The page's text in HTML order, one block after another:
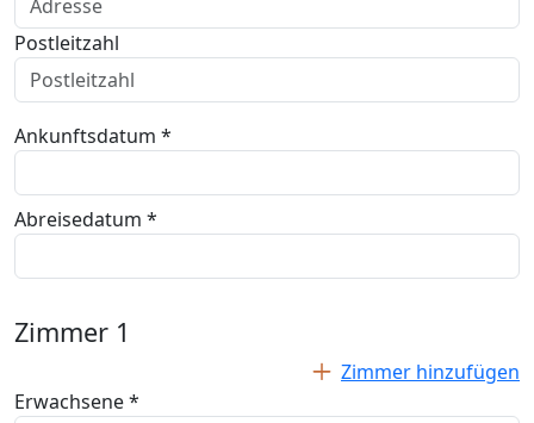
Postleitzahl
Ankunftsdatum *
Abreisedatum *
Zimmer 1
Zimmer hinzufügen
Erwachsene *